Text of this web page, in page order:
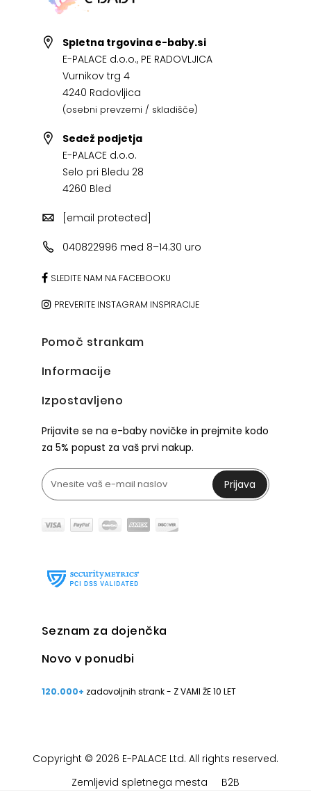
Spletna trgovina e-baby.si
E-PALACE d.o.o., PE RADOVLJICA
Vurnikov trg 4
4240 Radovljica
(osebni prevzemi / skladišče)
Sedež podjetja
E-PALACE d.o.o.
Selo pri Bledu 28
4260 Bled
[email protected]
040822996 med 8–14.30 uro
SLEDITE NAM NA FACEBOOKU
PREVERITE INSTAGRAM INSPIRACIJE
Pomoč strankam
Informacije
Izpostavljeno
Prijavite se na e-baby novičke in prejmite kodo
za 5% popust za vaš prvi nakup.
Prijava
Seznam za dojenčka
Novo v ponudbi
120.000+ zadovoljnih strank - Z VAMI ŽE 10 LET
Copyright © 2026 E-PALACE Ltd. All rights reserved.
B2B
Zemljevid spletnega mesta